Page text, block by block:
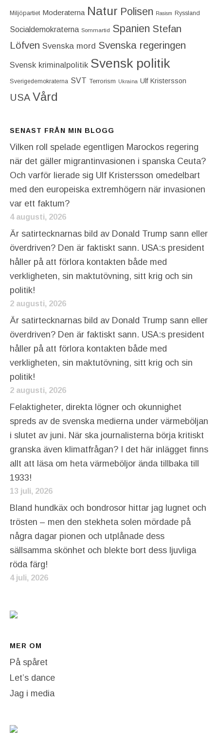
Miljöpartiet Moderaterna Natur Polisen Rasism Ryssland
Socialdemokraterna Sommartid Spanien Stefan
Löfven Svenska mord Svenska regeringen
Svensk kriminalpolitik Svensk politik
Sverigedemokraterna SVT Terrorism Ukraina Ulf Kristersson
USA Vård
SENAST FRÅN MIN BLOGG
Vilken roll spelade egentligen Marockos regering
när det gäller migrantinvasionen i spanska Ceuta?
Och varför lierade sig Ulf Kristersson omedelbart
med den europeiska extremhögern när invasionen
var ett faktum?
4 augusti, 2026
Är satirtecknarnas bild av Donald Trump sann eller
överdriven? Den är faktiskt sann. USA:s president
håller på att förlora kontakten både med
verkligheten, sin maktutövning, sitt krig och sin
politik!
2 augusti, 2026
Är satirtecknarnas bild av Donald Trump sann eller
överdriven? Den är faktiskt sann. USA:s president
håller på att förlora kontakten både med
verkligheten, sin maktutövning, sitt krig och sin
politik!
2 augusti, 2026
Felaktigheter, direkta lögner och okunnighet
spreds av de svenska medierna under värmeböljan
i slutet av juni. När ska journalisterna börja kritiskt
granska även klimatfrågan? I det här inlägget finns
allt att läsa om heta värmeböljor ända tillbaka till
1933!
13 juli, 2026
Bland hundkäx och bondrosor hittar jag lugnet och
trösten – men den stekheta solen mördade på
några dagar pionen och utplånade dess
sällsamma skönhet och blekte bort dess ljuvliga
röda färg!
4 juli, 2026
MER OM
På spåret
Let’s dance
Jag i media